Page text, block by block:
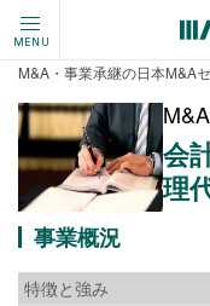
MENU
M&A・事業承継の日本M&A
会
理
事業概況
特徴と強み